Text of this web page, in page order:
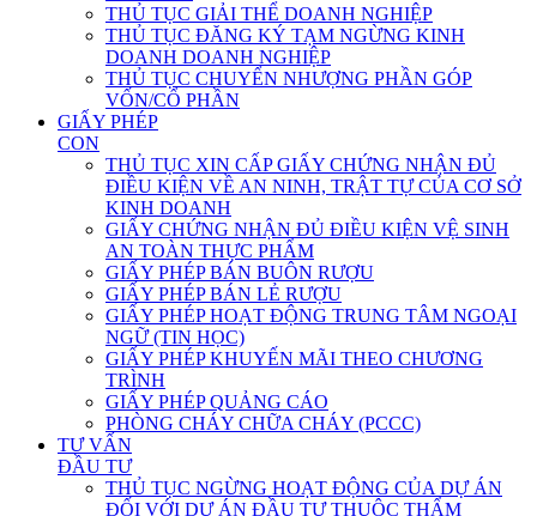
THỦ TỤC GIẢI THỂ DOANH NGHIỆP
THỦ TỤC ĐĂNG KÝ TẠM NGỪNG KINH
DOANH DOANH NGHIỆP
THỦ TỤC CHUYỂN NHƯỢNG PHẦN GÓP
VỐN/CỔ PHẦN
GIẤY PHÉP
CON
THỦ TỤC XIN CẤP GIẤY CHỨNG NHẬN ĐỦ
ĐIỀU KIỆN VỀ AN NINH, TRẬT TỰ CỦA CƠ SỞ
KINH DOANH
GIẤY CHỨNG NHẬN ĐỦ ĐIỀU KIỆN VỆ SINH
AN TOÀN THỰC PHẨM
GIẤY PHÉP BÁN BUÔN RƯỢU
GIẤY PHÉP BÁN LẺ RƯỢU
GIẤY PHÉP HOẠT ĐỘNG TRUNG TÂM NGOẠI
NGỮ (TIN HỌC)
GIẤY PHÉP KHUYẾN MÃI THEO CHƯƠNG
TRÌNH
GIẤY PHÉP QUẢNG CÁO
PHÒNG CHÁY CHỮA CHÁY (PCCC)
TƯ VẤN
ĐẦU TƯ
THỦ TỤC NGỪNG HOẠT ĐỘNG CỦA DỰ ÁN
ĐỐI VỚI DỰ ÁN ĐẦU TƯ THUỘC THẨM